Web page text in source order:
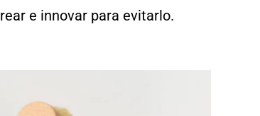
e innovar para evitarlo.